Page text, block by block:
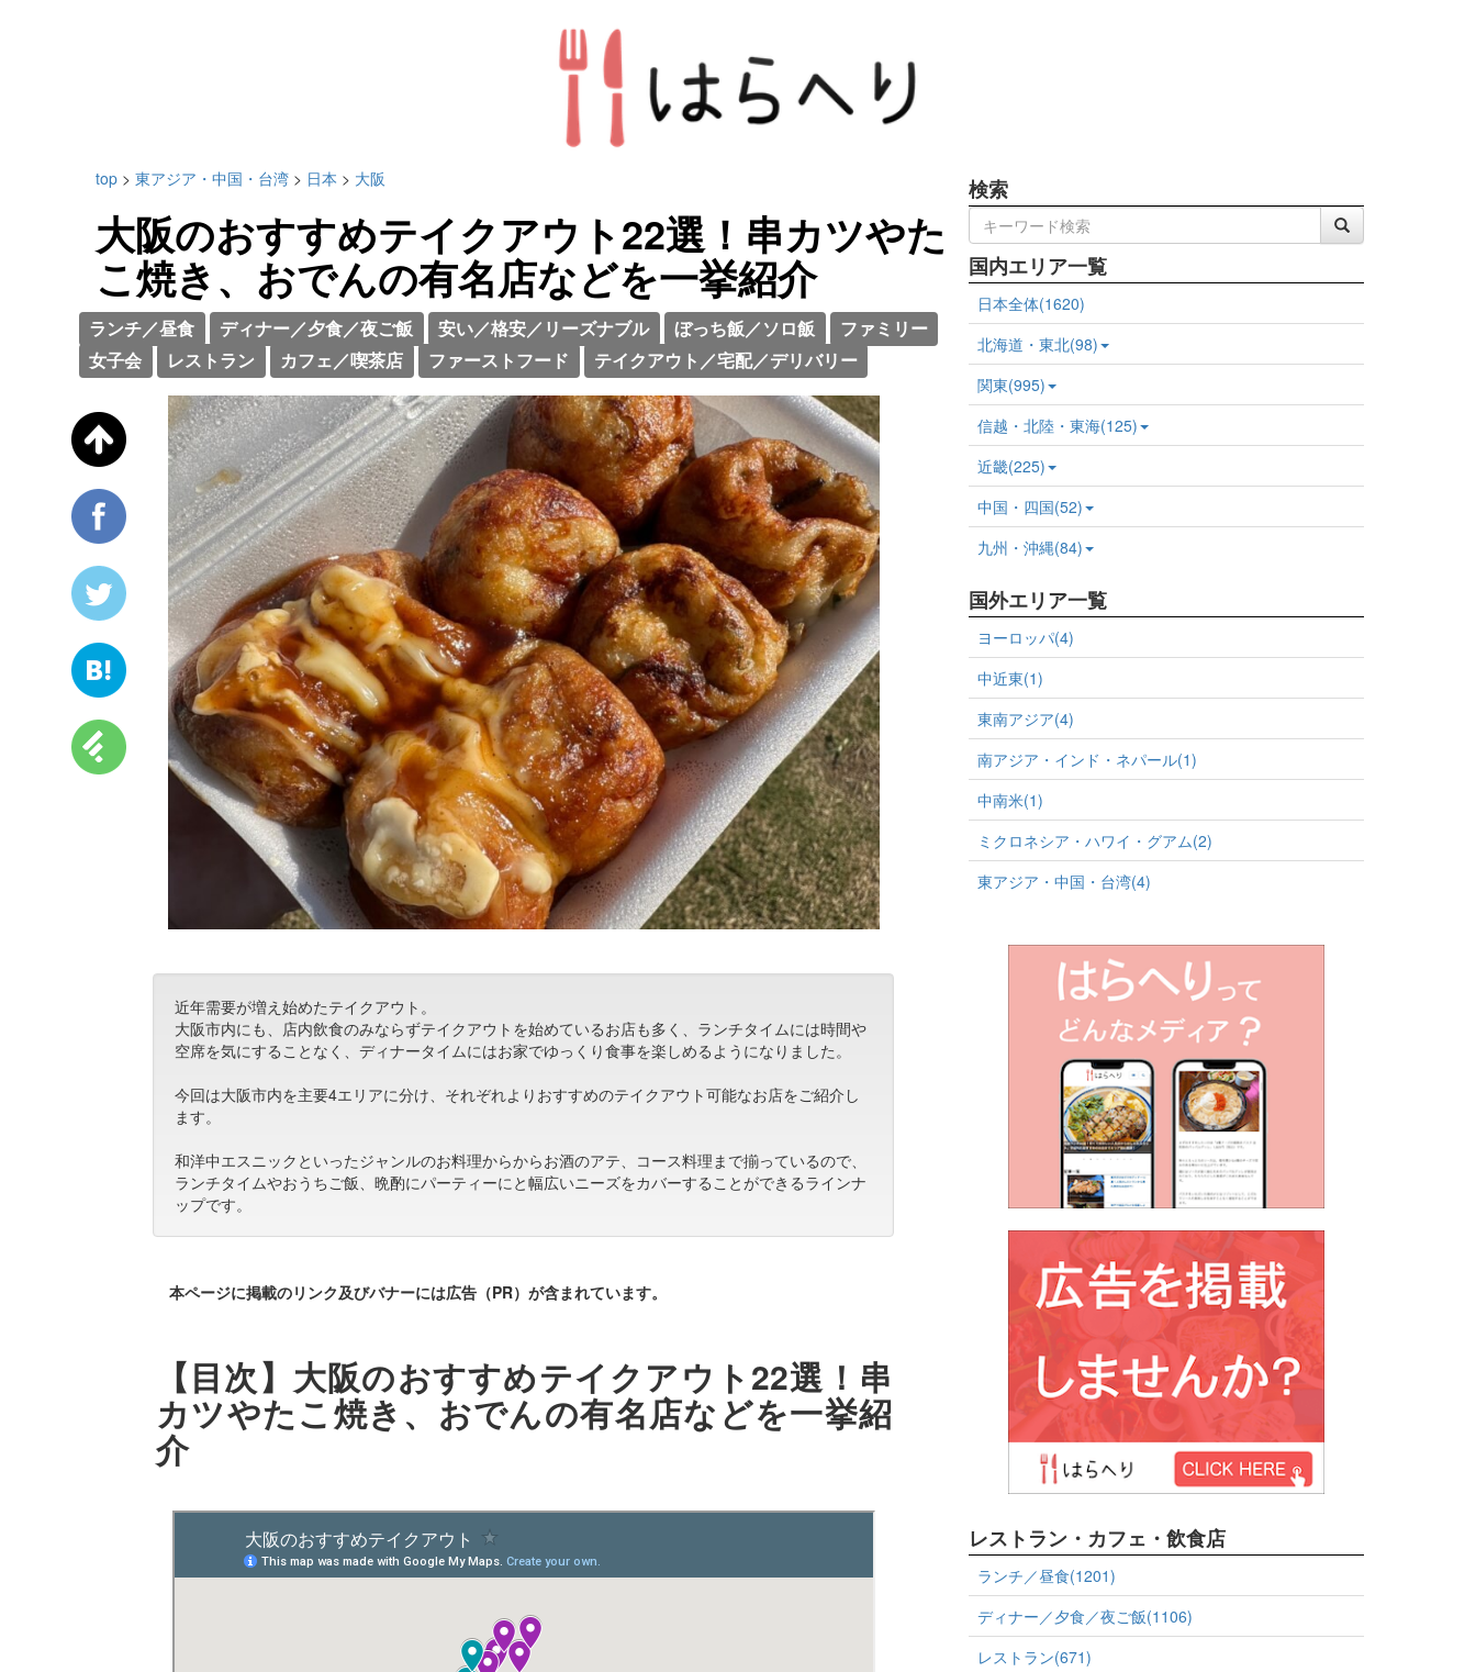
top > 東アジア・中国・台湾 > 日本 > 大阪
大阪のおすすめテイクアウト22選！串カツやた
こ焼き、おでんの有名店などを一挙紹介
ランチ／昼食 ディナー／夕食／夜ご飯 安い／格安／リーズナブル ぼっち飯／ソロ飯
ファミリー
女子会
レストラン カフェ／喫茶店 ファーストフード テイクアウト／宅配／デリバリー
近年需要が増え始めたテイクアウト。
大阪市内にも、店内飲食のみならずテイクアウトを始めているお店も多く、ランチタイムには時間や
空席を気にすることなく、ディナータイムにはお家でゆっくり食事を楽しめるようになりました。
今回は大阪市内を主要4エリアに分け、それぞれよりおすすめのテイクアウト可能なお店をご紹介し
ます。
和洋中エスニックといったジャンルのお料理からからお酒のアテ、コース料理まで揃っているので、
ランチタイムやおうちご飯、晩酌にパーティーにと幅広いニーズをカバーすることができるラインナ
ップです。
本ページに掲載のリンク及びバナーには広告（PR）が含まれています。
【目次】大阪のおすすめテイクアウト22選！串
カツやたこ焼き、おでんの有名店などを一挙紹
介
検索
国内エリア一覧
日本全体(1620)
北海道・東北(98)
関東(995)
信越・北陸・東海(125)
近畿(225)
中国・四国(52)
九州・沖縄(84)
国外エリア一覧
ヨーロッパ(4)
中近東(1)
東南アジア(4)
南アジア・インド・ネパール(1)
中南米(1)
ミクロネシア・ハワイ・グアム(2)
東アジア・中国・台湾(4)
レストラン・カフェ・飲食店
ランチ／昼食(1201)
ディナー／夕食／夜ご飯(1106)
レストラン(671)